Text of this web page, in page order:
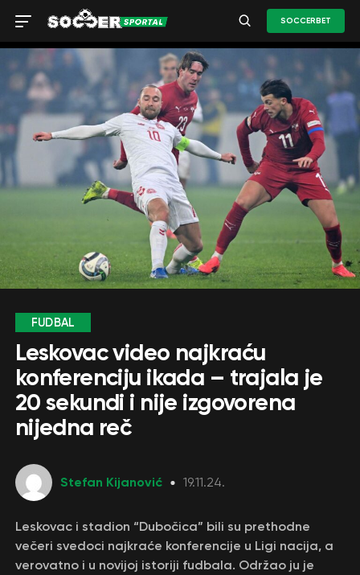
SOCCERBET
FUDBAL
Leskovac video najkraću
konferenciju ikada – trajala je
20 sekundi i nije izgovorena
nijedna reč
Stefan Kijanović 19.11.24.
Leskovac i stadion “Dubočica” bili su prethodne
večeri svedoci najkraće konferencije u Ligi nacija, a
verovatno i u novijoj istoriji fudbala. Održao ju je